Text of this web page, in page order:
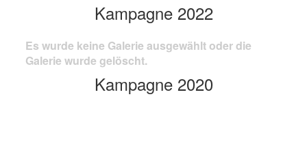
Kampagne 2022
Es wurde keine Galerie ausgewählt oder die
Galerie wurde gelöscht.
Kampagne 2020